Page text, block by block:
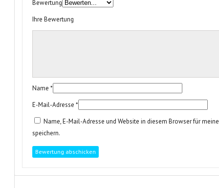
Bewertung
Ihre Bewertung
Name *
E-Mail-Adresse *
Name, E-Mail-Adresse und Website in diesem Browser für
speichern.